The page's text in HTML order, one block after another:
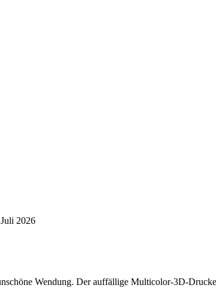
2026
Wendung. Der auffällige Multicolor-3D-